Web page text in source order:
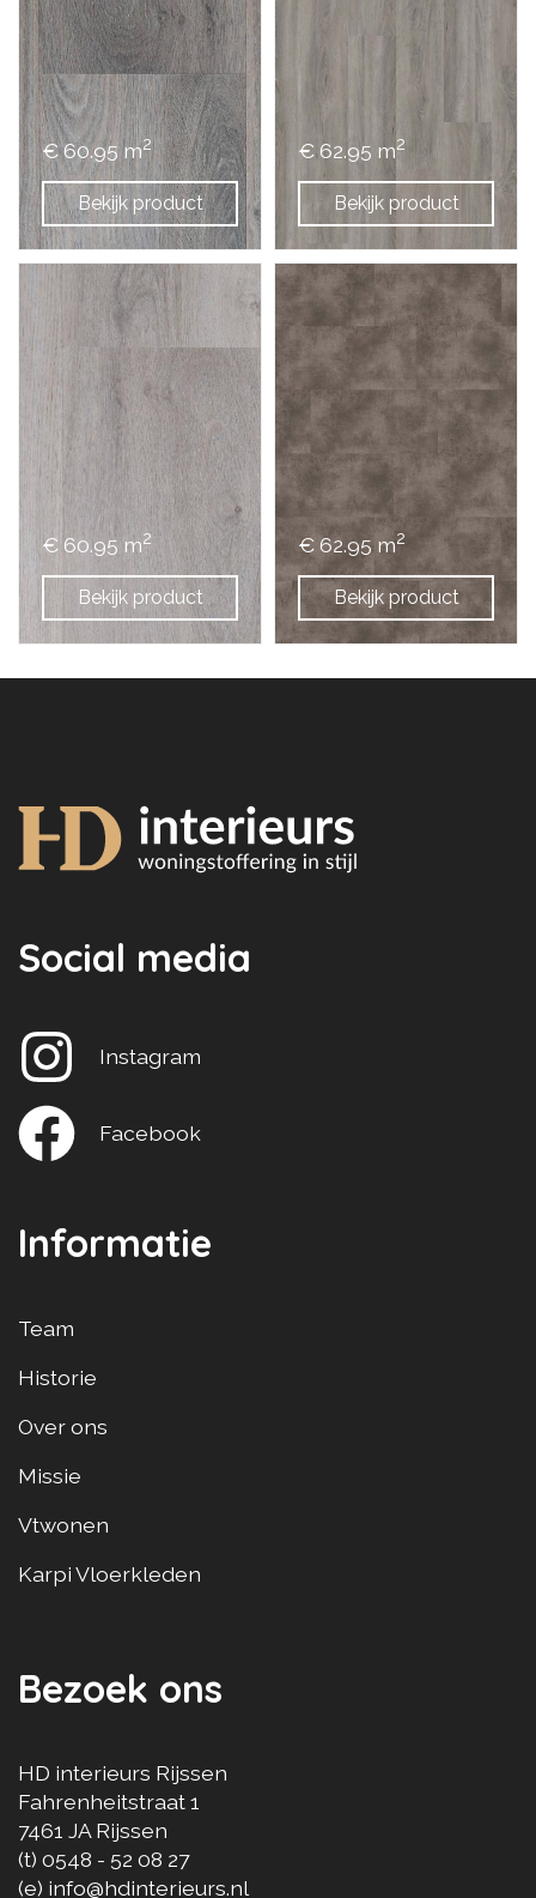
Bekijk product
€ 60.95 m2
Bekijk product
€ 62.95 m2
Bekijk product
€ 60.95 m2
Bekijk product
€ 62.95 m2
Social media
Instagram
Facebook
Informatie
Team
Historie
Over ons
Missie
Vtwonen
Karpi Vloerkleden
Bezoek ons
HD interieurs Rijssen
Fahrenheitstraat 1
7461 JA Rijssen
(t) 0548 - 52 08 27
(e) info@hdinterieurs.nl